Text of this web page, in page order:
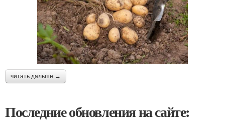
читать дальше →
Последние обновления на сайте: